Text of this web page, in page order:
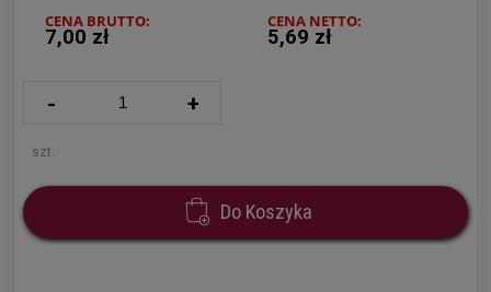
CENA BRUTTO:
7,00 zł
CENA NETTO:
5,69 zł
- +
szt.
Do Koszyka